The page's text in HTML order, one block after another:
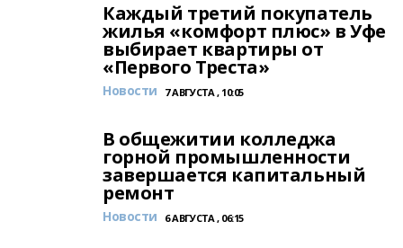
Каждый третий покупатель
жилья «комфорт плюс» в Уфе
выбирает квартиры от
«Первого Треста»
Новости 7 АВГУСТА , 10:05
В общежитии колледжа
горной промышленности
завершается капитальный
ремонт
Новости 6 АВГУСТА , 06:15